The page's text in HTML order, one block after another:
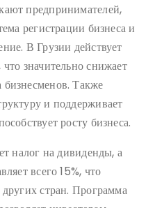
предпринимателей,
регистрации бизнеса и
В Грузии действует
значительно снижает
Также
и поддерживает
росту бизнеса.
налог на дивиденды, а
всего 15%, что
стран. Программа